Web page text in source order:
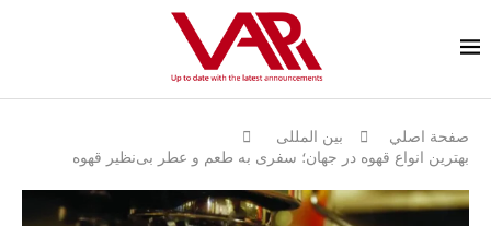
صفحة اصلي
بين المللى
بهترین انواع قهوه در جهان؛ سفری به طعم و عطر بی‌نظیر قهوه